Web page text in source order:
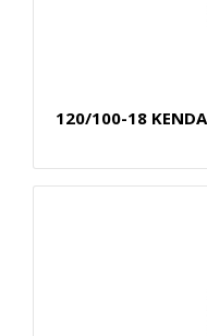
120/100-18